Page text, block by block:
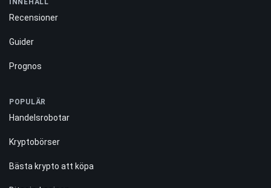
Om oss
Kontakta oss
Redaktionell policy
Betygsmetodik
Recensioner